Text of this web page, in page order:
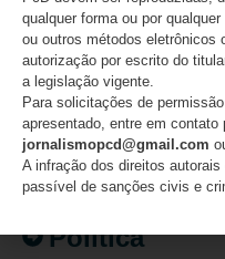
Fatos
Inclusão
Isenção de
Mercado de
Mundo PcD
Política
qualquer forma ou por
ou outros métodos eletrônicos
autorização por escrito do
a legislação vigente.
Para solicitações de
apresentado, entre em contato
jornalismopcd@gmail.com
A infração dos direitos
passível de sanções civis e